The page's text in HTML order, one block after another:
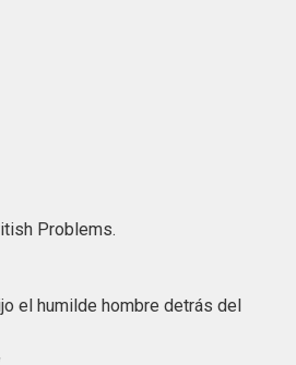
Problems.
el humilde hombre detrás del